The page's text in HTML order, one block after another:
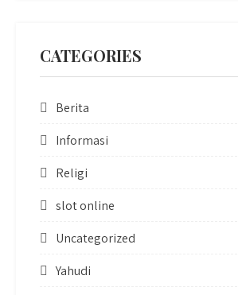
CATEGORIES
Berita
Informasi
Religi
slot online
Uncategorized
Yahudi